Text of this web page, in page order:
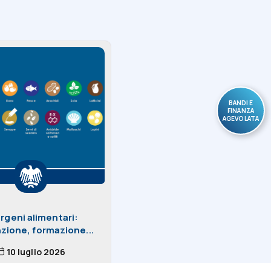
BANDI E
FINANZA
AGEVOLATA
alimentari:
formazione...
10 luglio 2026